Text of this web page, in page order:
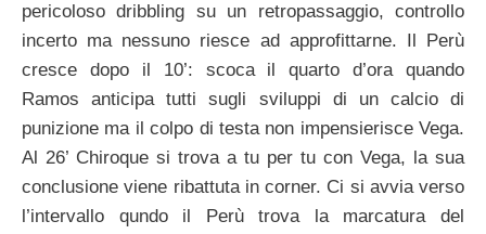
pericoloso dribbling su un retropassaggio, controllo
incerto ma nessuno riesce ad approfittarne. Il Perù
cresce dopo il 10’: scoca il quarto d’ora quando
Ramos anticipa tutti sugli sviluppi di un calcio di
punizione ma il colpo di testa non impensierisce Vega.
Al 26’ Chiroque si trova a tu per tu con Vega, la sua
conclusione viene ribattuta in corner. Ci si avvia verso
l’intervallo qundo il Perù trova la marcatura del